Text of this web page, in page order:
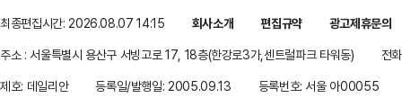
최종편집시간: 2026.08.07 14:15 회사소개 편집규약
광고제휴문의
주소 : 서울특별시 용산구 서빙고로 17, 18층(한강로3가,센트럴파크 타워동)
전
제호: 데일리안
등록일/발행일: 2005.09.13 등록번호: 서울 아00055